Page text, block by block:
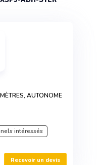
AUTONOME
intéressés
Recevoir un devis